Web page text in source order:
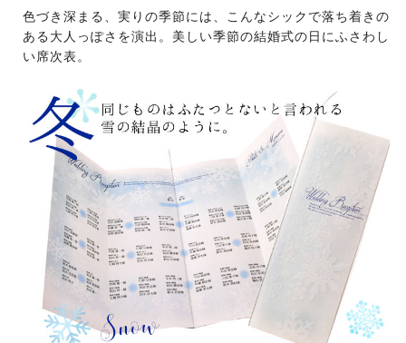
色づき深まる、実りの季節には、こんなシックで落ち着きの
ある大人っぽさを演出。美しい季節の結婚式の日にふさわし
い席次表。